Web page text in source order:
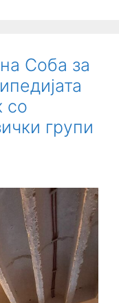
Соба за
со
групи